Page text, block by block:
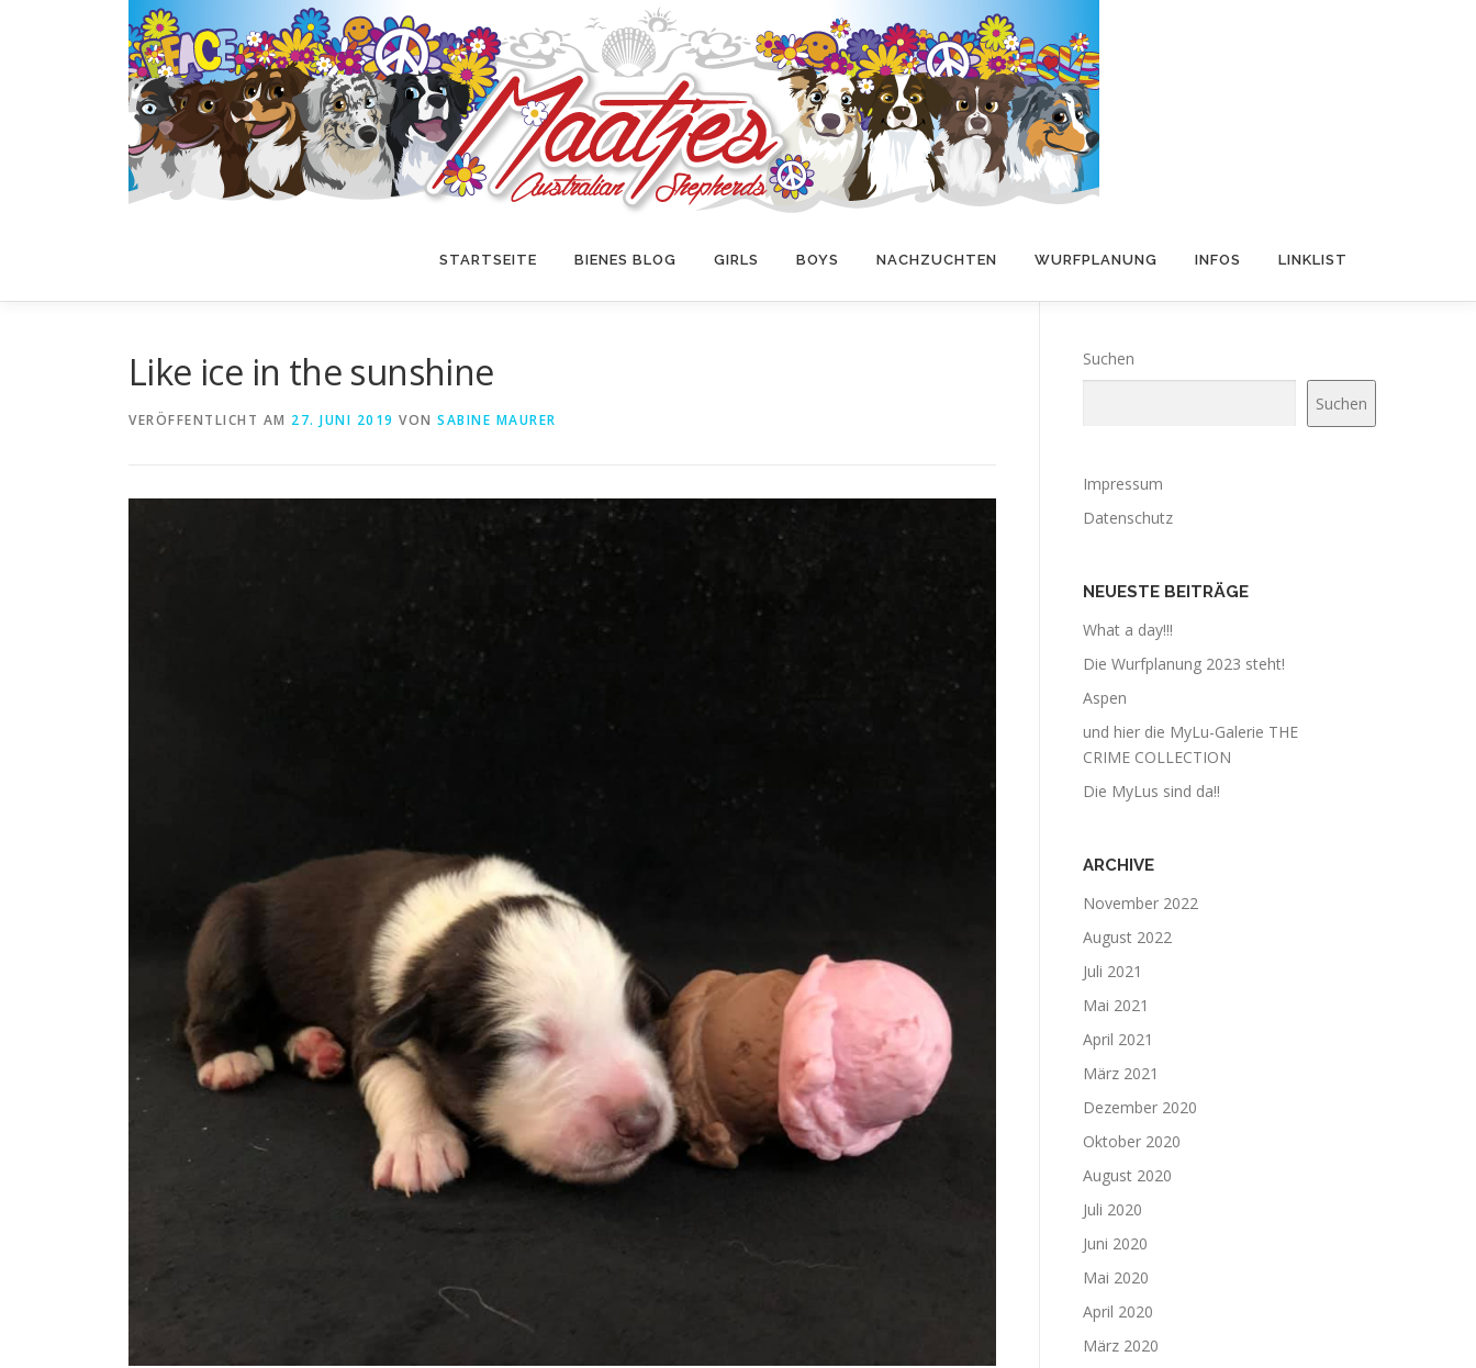
STARTSEITE BIENES BLOG GIRLS BOYS NACHZUCHTEN WURFPLANUNG INFOS LINKLIST
Like ice in the sunshine
VERÖFFENTLICHT AM 27. JUNI 2019 VON SABINE MAURER
Suchen
Suchen
Impressum
Datenschutz
NEUESTE BEITRÄGE
What a day!!!
Die Wurfplanung 2023 steht!
Aspen
und hier die MyLu-Galerie THE
CRIME COLLECTION
Die MyLus sind da!!
ARCHIVE
November 2022
August 2022
Juli 2021
Mai 2021
April 2021
März 2021
Dezember 2020
Oktober 2020
August 2020
Juli 2020
Juni 2020
Mai 2020
April 2020
März 2020